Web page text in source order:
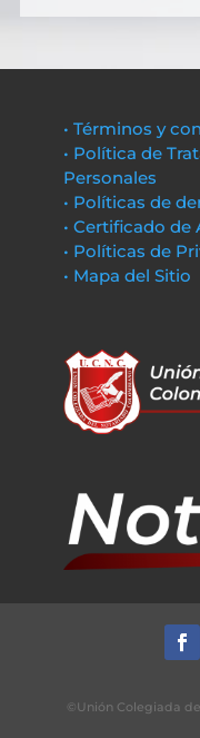
• Términos y
• Política de
Personales
• Políticas de
• Certificado de
• Políticas de
• Mapa del Sitio
©Unión Colegiada